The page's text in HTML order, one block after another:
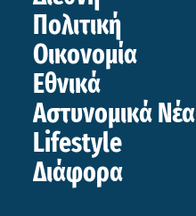
Πολιτική
Οικονομία
Εθνικά
Αστυνομικά Νέα
Lifestyle
Διάφορα